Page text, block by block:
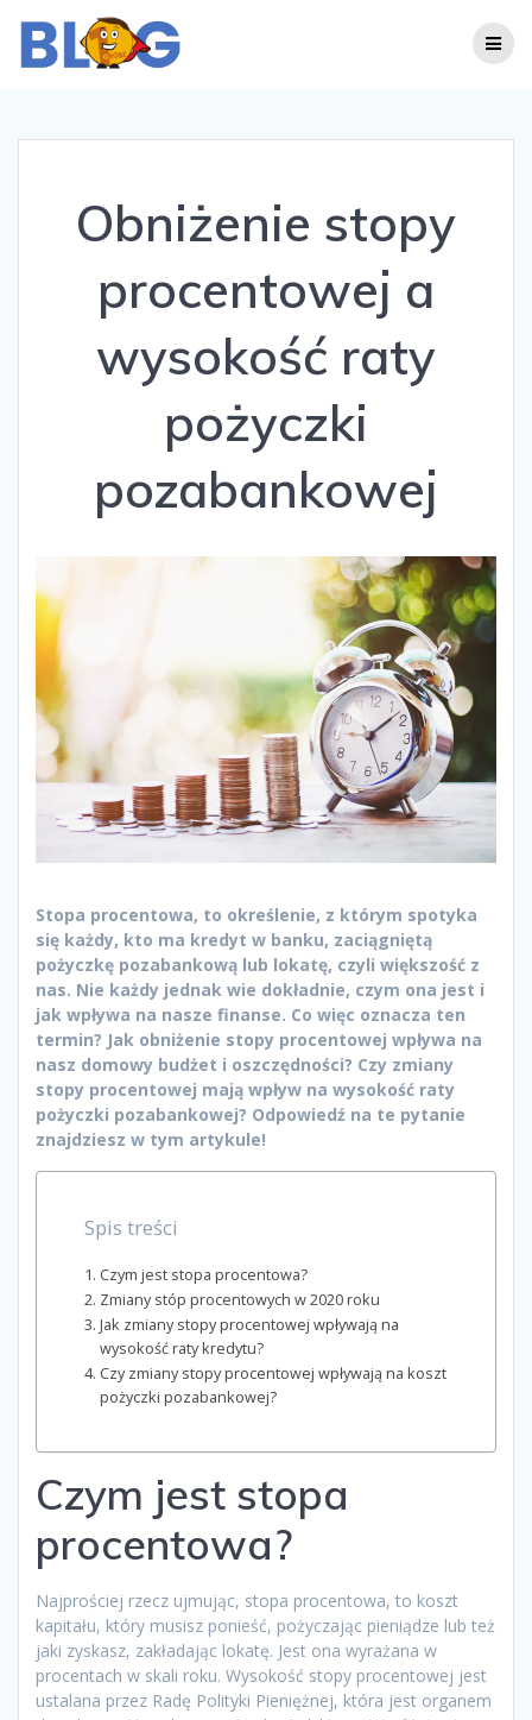
Obniżenie stopy
procentowej a
wysokość raty
pożyczki
pozabankowej
Stopa procentowa, to określenie, z którym spotyka
się każdy, kto ma kredyt w banku, zaciągniętą
pożyczkę pozabankową lub lokatę, czyli większość z
nas. Nie każdy jednak wie dokładnie, czym ona jest i
jak wpływa na nasze finanse. Co więc oznacza ten
termin? Jak obniżenie stopy procentowej wpływa na
nasz domowy budżet i oszczędności? Czy zmiany
stopy procentowej mają wpływ na wysokość raty
pożyczki pozabankowej? Odpowiedź na te pytanie
znajdziesz w tym artykule!
Spis treści
Czym jest stopa procentowa?
Zmiany stóp procentowych w 2020 roku
Jak zmiany stopy procentowej wpływają na
wysokość raty kredytu?
Czy zmiany stopy procentowej wpływają na koszt
pożyczki pozabankowej?
Czym jest stopa
procentowa?
Najprościej rzecz ujmując, stopa procentowa, to koszt
kapitału, który musisz ponieść, pożyczając pieniądze lub też
jaki zyskasz, zakładając lokatę. Jest ona wyrażana w
procentach w skali roku. Wysokość stopy procentowej jest
ustalana przez Radę Polityki Pieniężnej, która jest organem